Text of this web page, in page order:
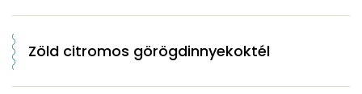
Zöld citromos görögdinnyekoktél